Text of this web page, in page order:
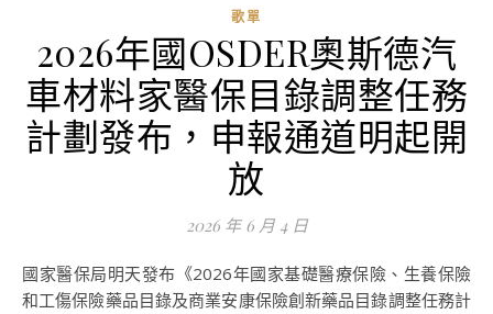
歌單
2026年國OSDER奧斯德汽
車材料家醫保目錄調整任務
計劃發布，申報通道明起開
放
2026 年 6 月 4 日
國家醫保局明天發布《2026年國家基礎醫療保險、生養保險
和工傷保險藥品目錄及商業安康保險創新藥品目錄調整任務計